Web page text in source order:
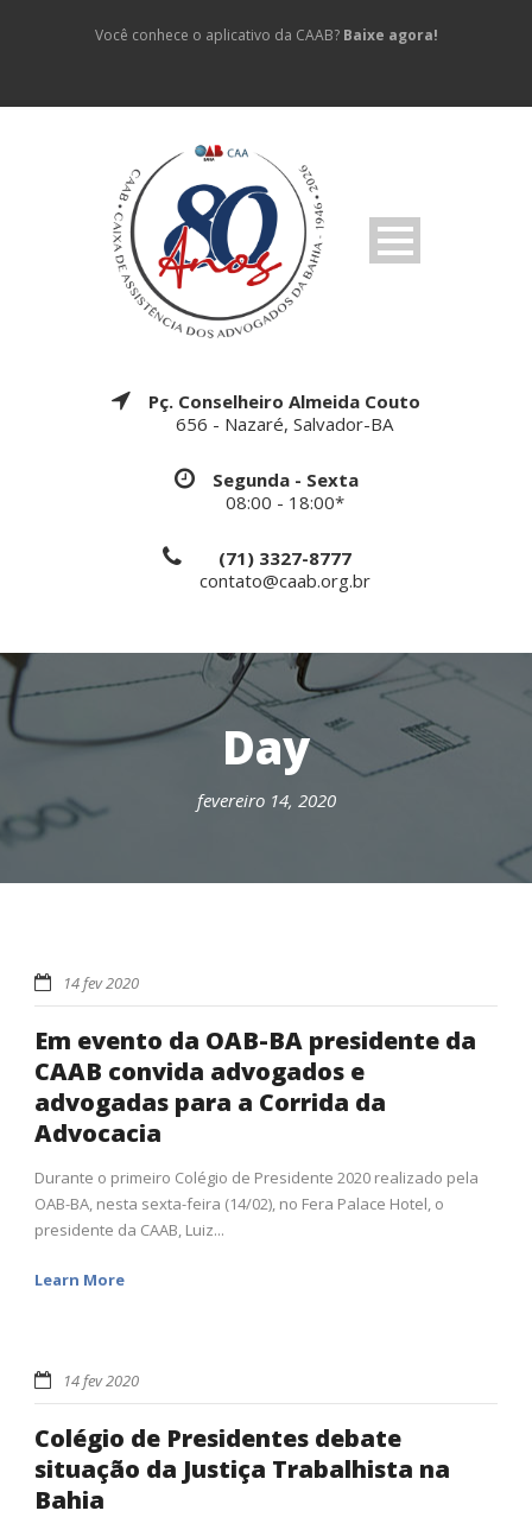
Você conhece o aplicativo da CAAB? Baixe agora!
Pç. Conselheiro Almeida Couto
656 - Nazaré, Salvador-BA
Segunda - Sexta
08:00 - 18:00*
(71) 3327-8777
contato@caab.org.br
Day
fevereiro 14, 2020
14 fev 2020
Em evento da OAB-BA presidente da
CAAB convida advogados e
advogadas para a Corrida da
Advocacia
Durante o primeiro Colégio de Presidente 2020 realizado pela
OAB-BA, nesta sexta-feira (14/02), no Fera Palace Hotel, o
presidente da CAAB, Luiz...
Learn More
14 fev 2020
Colégio de Presidentes debate
situação da Justiça Trabalhista na
Bahia